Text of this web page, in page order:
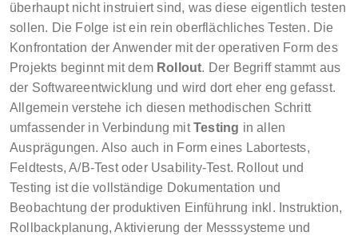
überhaupt nicht instruiert sind, was diese eigentlich testen
sollen. Die Folge ist ein rein oberflächliches Testen. Die
Konfrontation der Anwender mit der operativen Form des
Projekts beginnt mit dem Rollout. Der Begriff stammt aus
der Softwareentwicklung und wird dort eher eng gefasst.
Allgemein verstehe ich diesen methodischen Schritt
umfassender in Verbindung mitTesting in allen
Ausprägungen. Also auch in Form eines Labortests,
Feldtests, A/B-Test oder Usability-Test. Rollout und
Testing ist die vollständige Dokumentation und
Beobachtung der produktiven Einführung inkl. Instruktion,
Rollbackplanung, Aktivierung der Messsysteme und